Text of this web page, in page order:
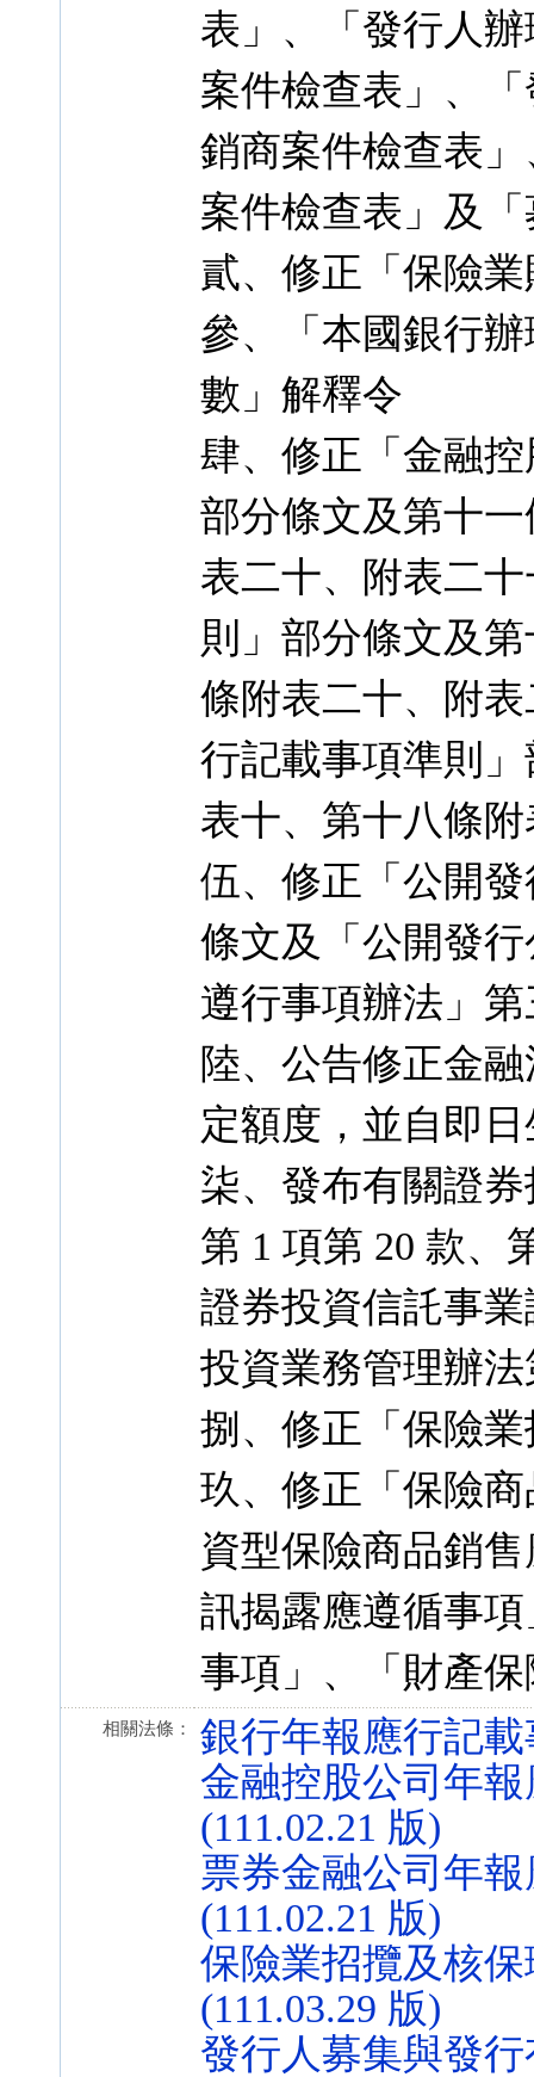
表」、「發行人
案件檢查表」、
銷商案件檢查表
案件檢查表」及
貳、修正「保險
參、「本國銀行
數」解釋令
肆、修正「金融
部分條文及第十
表二十、附表二
則」部分條文及
條附表二十、附
行記載事項準則
表十、第十八條
伍、修正「公開
條文及「公開發
遵行事項辦法」
陸、公告修正金
定額度，並自即
柒、發布有關證
第 1 項第 20 款、
證券投資信託事
投資業務管理辦
捌、修正「保險
玖、修正「保險
資型保險商品銷
訊揭露應遵循事
事項」、「財產
相關法條：
銀行年報應行記載
金融控股公司年
(111.02.21 版)
票券金融公司年
(111.02.21 版)
保險業招攬及核
(111.03.29 版)
發行人募集與發